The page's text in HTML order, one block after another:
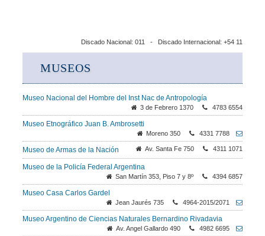
Discado Nacional: 011 - Discado Internacional: +54 11
MUSEOS
Museo Nacional del Hombre del Inst Nac de Antropología
3 de Febrero 1370 4783 6554
Museo Etnográfico Juan B. Ambrosetti
Moreno 350 4331 7788
Museo de Armas de la Nación Av. Santa Fe 750 4311 1071
Museo de la Policía Federal Argentina
San Martín 353, Piso 7 y 8º 4394 6857
Museo Casa Carlos Gardel
Jean Jaurés 735 4964-2015/2071
Museo Argentino de Ciencias Naturales Bernardino Rivadavia
Av. Angel Gallardo 490 4982 6695